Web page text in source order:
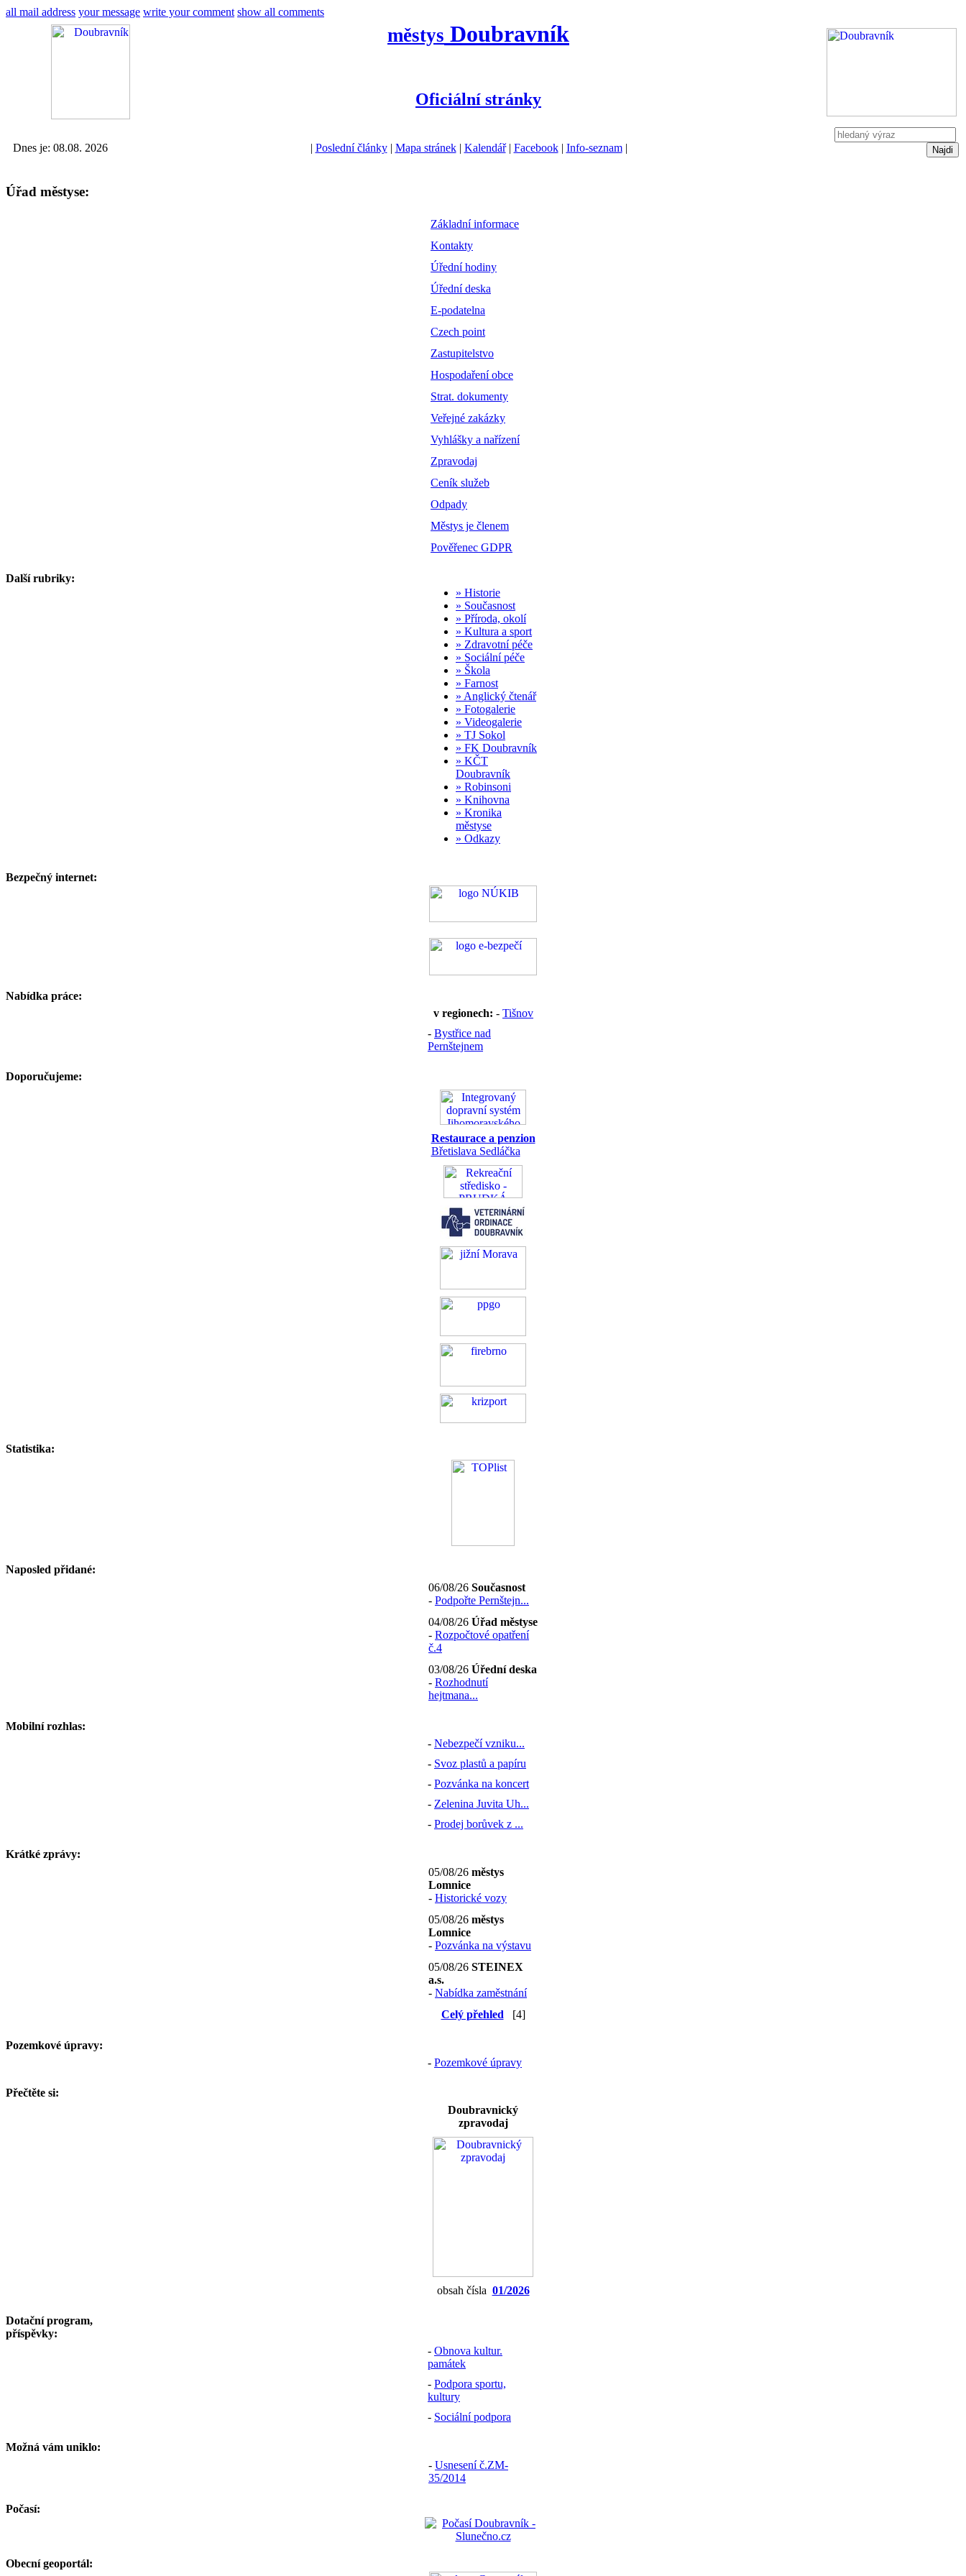
all mail address your message write your comment show all comments
městys Doubravník
Oficiální stránky
Dnes je: 08.08. 2026 | Poslední články| Mapa stránek| Kalendář| Facebook| Info-seznam|
Úřad městyse:
Základní informace
Kontakty
Úřední hodiny
Úřední deska
E-podatelna
Czech point
Zastupitelstvo
Hospodaření obce
Strat. dokumenty
Veřejné zakázky
Vyhlášky a nařízení
Zpravodaj
Ceník služeb
Odpady
Městys je členem
Pověřenec GDPR
Další rubriky:
» Historie
» Současnost
» Příroda, okolí
» Kultura a sport
» Zdravotní péče
» Sociální péče
» Škola
» Farnost
» Anglický čtenář
» Fotogalerie
» Videogalerie
» TJ Sokol
» FK Doubravník
» KČT
Doubravník
» Robinsoni
» Knihovna
» Kronika
městyse
» Odkazy
Bezpečný internet:
Nabídka práce:
v regionech: - Tišnov
- Bystřice nad
Pernštejnem
Doporučujeme:
Restaurace a penzion
Břetislava Sedláčka
Statistika:
Naposled přidané:
06/08/26 Současnost
- Podpořte Pernštejn...
04/08/26 Úřad městyse
- Rozpočtové opatření
č.4
03/08/26 Úřední deska
- Rozhodnutí
hejtmana...
Mobilní rozhlas:
- Nebezpečí vzniku...
- Svoz plastů a papíru
- Pozvánka na koncert
- Zelenina Juvita Uh...
- Prodej borůvek z ...
Krátké zprávy:
05/08/26 městys
Lomnice
- Historické vozy
05/08/26 městys
Lomnice
- Pozvánka na výstavu
05/08/26 STEINEX
a.s.
- Nabídka zaměstnání
Celý přehled[4]
Pozemkové úpravy:
- Pozemkové úpravy
Přečtěte si:
Doubravnický
zpravodaj
obsah čísla 01/2026
Dotační program,
příspěvky:
- Obnova kultur.
památek
- Podpora sportu,
kultury
- Sociální podpora
Možná vám uniklo:
- Usnesení č.ZM-
35/2014
Počasí:
Obecní geoportál: